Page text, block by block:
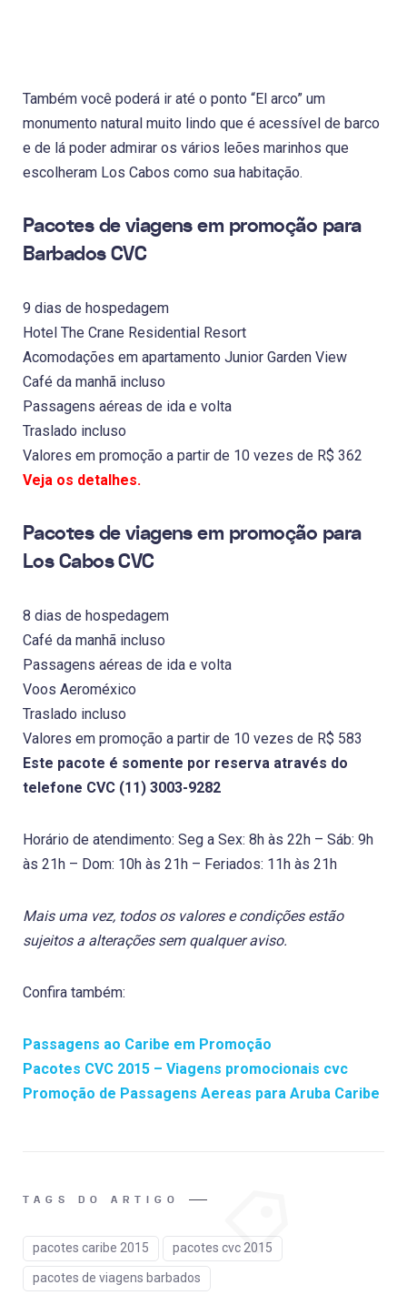
Também você poderá ir até o ponto “El arco” um
monumento natural muito lindo que é acessível de barco
e de lá poder admirar os vários leões marinhos que
escolheram Los Cabos como sua habitação.
Pacotes de viagens em promoção para
Barbados CVC
9 dias de hospedagem
Hotel The Crane Residential Resort
Acomodações em apartamento Junior Garden View
Café da manhã incluso
Passagens aéreas de ida e volta
Traslado incluso
Valores em promoção a partir de 10 vezes de R$ 362
Veja os detalhes.
Pacotes de viagens em promoção para
Los Cabos CVC
8 dias de hospedagem
Café da manhã incluso
Passagens aéreas de ida e volta
Voos Aeroméxico
Traslado incluso
Valores em promoção a partir de 10 vezes de R$ 583
Este pacote é somente por reserva através do
telefone CVC (11) 3003-9282
Horário de atendimento: Seg a Sex: 8h às 22h – Sáb: 9h
às 21h – Dom: 10h às 21h – Feriados: 11h às 21h
Mais uma vez, todos os valores e condições estão
sujeitos a alterações sem qualquer aviso.
Confira também:
Passagens ao Caribe em Promoção
Pacotes CVC 2015 – Viagens promocionais cvc
Promoção de Passagens Aereas para Aruba Caribe
TAGS DO ARTIGO
pacotes caribe 2015 pacotes cvc 2015
pacotes de viagens barbados